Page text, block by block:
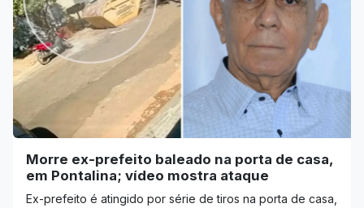
Morre ex-prefeito baleado na porta de casa,
em Pontalina; vídeo mostra ataque
Ex-prefeito é atingido por série de tiros na porta de casa,